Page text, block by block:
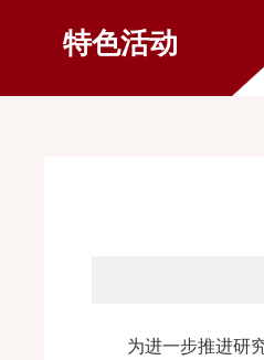
特色活动
为进一步推进研